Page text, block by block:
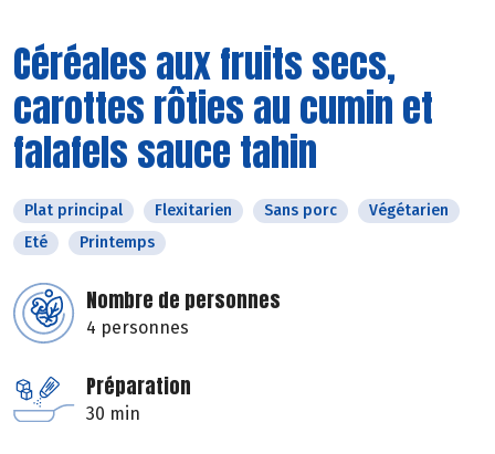
Céréales aux fruits secs,
carottes rôties au cumin et
falafels sauce tahin
Plat principal Flexitarien Sans porc
Végétarien
Eté
Printemps
Nombre de personnes
4 personnes
Préparation
30 min